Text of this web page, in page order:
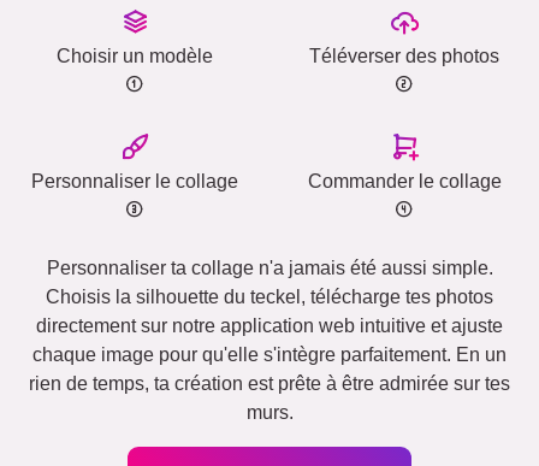
Choisir un modèle Téléverser des photos
Personnaliser le collage Commander le collage
Personnaliser ta collage n'a jamais été aussi simple.
Choisis la silhouette du teckel, télécharge tes photos
directement sur notre application web intuitive et ajuste
chaque image pour qu'elle s'intègre parfaitement. En un
rien de temps, ta création est prête à être admirée sur tes
murs.